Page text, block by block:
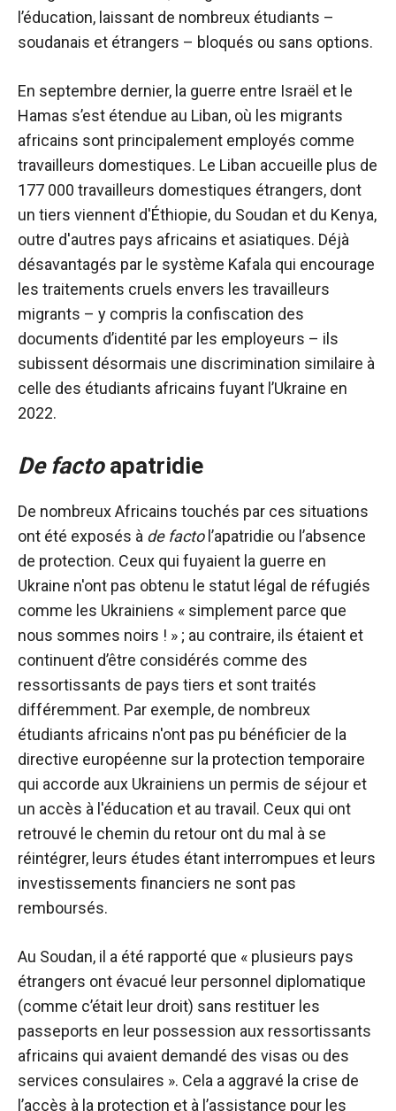
l’éducation, laissant de nombreux étudiants –
soudanais et étrangers – bloqués ou sans options.
En septembre dernier, la guerre entre Israël et le
Hamas s’est étendue au Liban, où les migrants
africains sont principalement employés comme
travailleurs domestiques. Le Liban accueille plus de
177 000 travailleurs domestiques étrangers, dont
un tiers viennent d'Éthiopie, du Soudan et du Kenya,
outre d'autres pays africains et asiatiques. Déjà
désavantagés par le système Kafala qui encourage
les traitements cruels envers les travailleurs
migrants – y compris la confiscation des
documents d’identité par les employeurs – ils
subissent désormais une discrimination similaire à
celle des étudiants africains fuyant l’Ukraine en
2022.
De factoapatridie
De nombreux Africains touchés par ces situations
ont été exposés à de factol’apatridie ou l’absence
de protection. Ceux qui fuyaient la guerre en
Ukraine n'ont pas obtenu le statut légal de réfugiés
comme les Ukrainiens « simplement parce que
nous sommes noirs ! » ; au contraire, ils étaient et
continuent d’être considérés comme des
ressortissants de pays tiers et sont traités
différemment. Par exemple, de nombreux
étudiants africains n'ont pas pu bénéficier de la
directive européenne sur la protection temporaire
qui accorde aux Ukrainiens un permis de séjour et
un accès à l'éducation et au travail. Ceux qui ont
retrouvé le chemin du retour ont du mal à se
réintégrer, leurs études étant interrompues et leurs
investissements financiers ne sont pas
remboursés.
Au Soudan, il a été rapporté que « plusieurs pays
étrangers ont évacué leur personnel diplomatique
(comme c’était leur droit) sans restituer les
passeports en leur possession aux ressortissants
africains qui avaient demandé des visas ou des
services consulaires ». Cela a aggravé la crise de
l’accès à la protection et à l’assistance pour les